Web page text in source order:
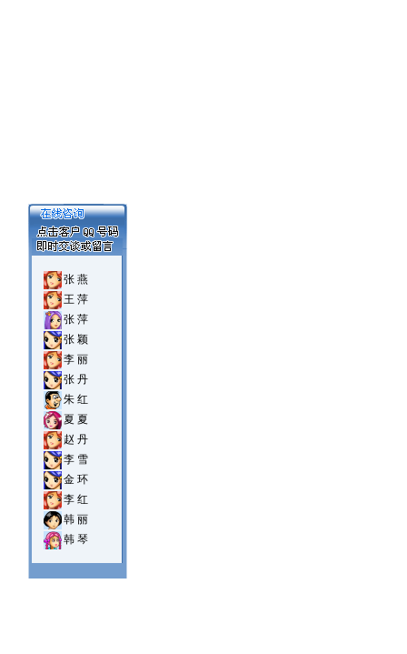
张 燕
王 萍
张 萍
张 颖
李 丽
张 丹
朱 红
夏 夏
赵 丹
李 雪
金 环
李 红
韩 丽
韩 琴